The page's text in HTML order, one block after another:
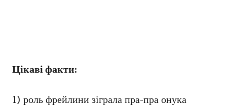
Цікаві факти:
1) роль фрейлини зіграла пра-пра онука